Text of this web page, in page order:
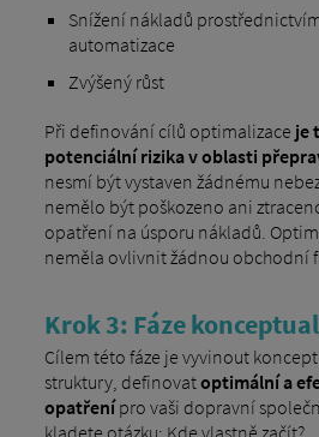
Snížení nákladů
automatizace
Zvýšený růst
Při definování cílů optimalizace je
potenciální rizika v oblasti
nesmí být vystaven žádnému
nemělo být poškozeno ani
opatření na úsporu nákladů.
neměla ovlivnit žádnou obchodní
Krok 3: Fáze
Cílem této fáze je vyvinout
struktury, definovatoptimální a
opatřenípro vaši dopravní